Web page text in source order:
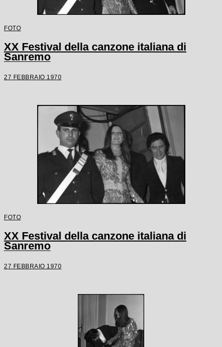
FOTO
XX Festival della canzone italiana di
Sanremo
27 FEBBRAIO 1970
FOTO
XX Festival della canzone italiana di
Sanremo
27 FEBBRAIO 1970